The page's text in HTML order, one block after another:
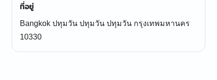
ที่อยู่
Bangkok ปทุมวัน ปทุมวัน ปทุมวัน กรุงเทพมหานคร
10330